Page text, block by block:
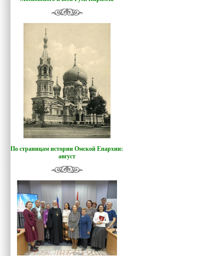
По страницам истории Омской Епархии:
август